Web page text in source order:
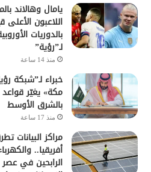
يامال وهالاند
اللاعبون
بالدوريات
لـ”رؤية”
منذ 14 ساعة
خبراء لـ”شبكة
مكة» يغيّر قواعد
بالشرق الأوسط
منذ 17 ساعة
مراكز البيانات
أفريقيا..
الرابحين في عصر